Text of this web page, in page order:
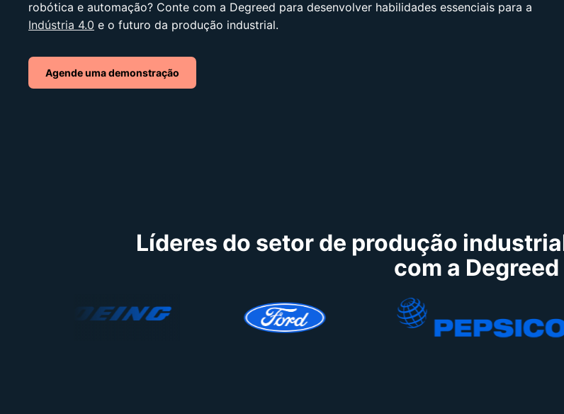
robótica e automação? Conte com a Degreed para desenvolver habilidades essenciais para a
Indústria 4.0 e o futuro da produção industrial.
Agende uma demonstração
Líderes do setor de produção
com a Degreed